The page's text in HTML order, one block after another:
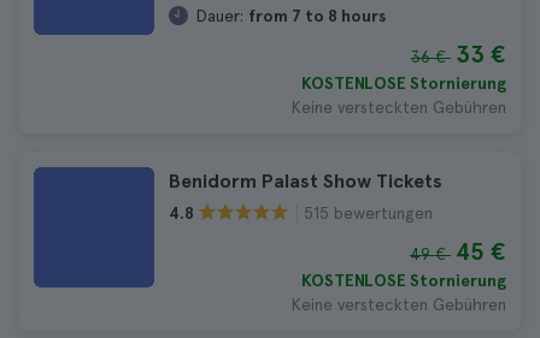
Dauer: from 7 to 8 hours
36 € 33 €
KOSTENLOSE Stornierung
Keine versteckten Gebühren
Benidorm Palast Show Tickets
4.8 515 bewertungen
49 € 45 €
KOSTENLOSE Stornierung
Keine versteckten Gebühren